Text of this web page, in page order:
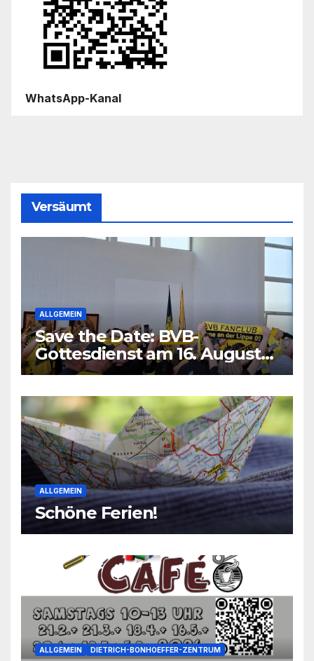
WhatsApp-Kanal
Versäumt
ALLGEMEIN
Save the Date: BVB-
Gottesdienst am 16. August
2026
ALLGEMEIN
Schöne Ferien!
ALLGEMEIN DIETRICH-BONHOEFFER-ZENTRUM